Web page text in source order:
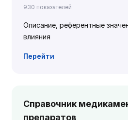
930 показателей
Описание, референтные
влияния
Перейти
Справочник
препаратов